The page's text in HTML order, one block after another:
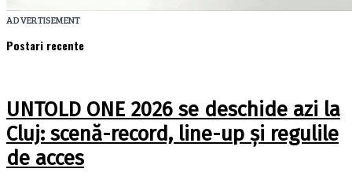
ADVERTISEMENT
Postari recente
UNTOLD ONE 2026 se deschide azi la
Cluj: scenă-record, line-up și regulile
de acces